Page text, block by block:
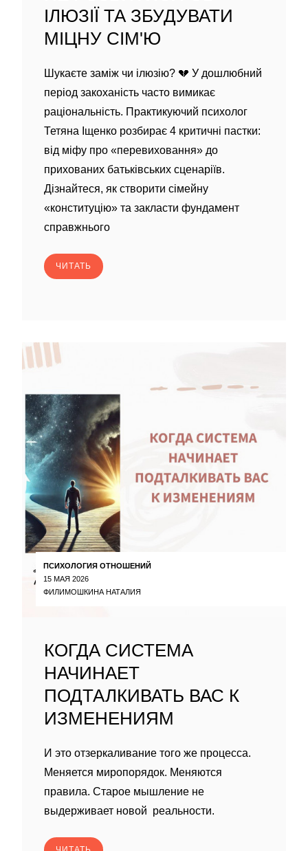
ІЛЮЗІЇ ТА ЗБУДУВАТИ
МІЦНУ СІМ'Ю
Шукаєте заміж чи ілюзію? 💔 У дошлюбний
період закоханість часто вимикає
раціональність. Практикуючий психолог
Тетяна Іщенко розбирає 4 критичні пастки:
від міфу про «перевиховання» до
прихованих батьківських сценаріїв.
Дізнайтеся, як створити сімейну
«конституцію» та закласти фундамент
справжнього
ЧИТАТЬ
ПСИХОЛОГИЯ ОТНОШЕНИЙ
15 МАЯ 2026
ФИЛИМОШКИНА НАТАЛИЯ
КОГДА СИСТЕМА
НАЧИНАЕТ
ПОДТАЛКИВАТЬ ВАС К
ИЗМЕНЕНИЯМ
И это отзеркаливание того же процесса.
Меняется миропорядок. Меняются
правила. Старое мышление не
выдерживает новой реальности.